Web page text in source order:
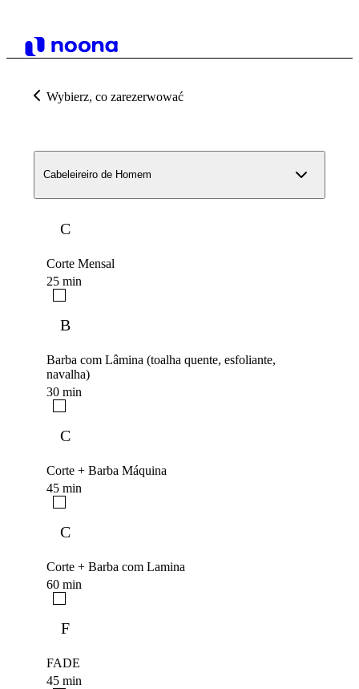
Wybierz, co zarezerwować
Cabeleireiro de Homem
C
Corte Mensal
25 min
B
Barba com Lâmina (toalha quente, esfoliante,
navalha)
30 min
C
Corte + Barba Máquina
45 min
C
Corte + Barba com Lamina
60 min
F
FADE
45 min